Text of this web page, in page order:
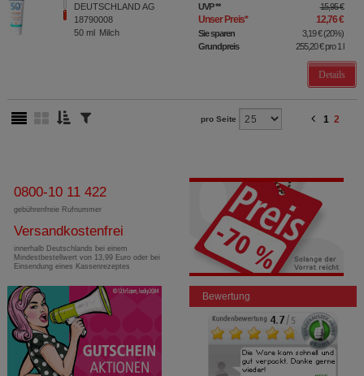
DEUTSCHLAND AG
18790008
50 ml Milch
UVP** 15,95 €
Unser Preis* 12,76 €
Sie sparen 3,19 €(20%)
Grundpreis
255,20 €pro 1 l
Details
pro Seite 1 2
0800-10 11 422
gebührenfreie Rufnummer
Versandkostenfrei
innerhalb Deutschlands bei einem
Mindestbestellwert von 13,99 Euro oder bei
Einsendung eines Kassenrezeptes
Bewertung